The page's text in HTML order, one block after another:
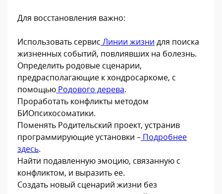
Для восстановления важно:
Использовать сервис Линии жизни для поиска
жизненных событий, повлиявших на болезнь.
Определить родовые сценарии,
предрасполагающие к хондросаркоме, с
помощью Родового дерева.
Проработать конфликты методом
БИОпсихосоматики.
Поменять Родительский проект, устранив
программирующие установки – Подробнее
здесь.
Найти подавленную эмоцию, связанную с
конфликтом, и выразить ее.
Создать новый сценарий жизни без